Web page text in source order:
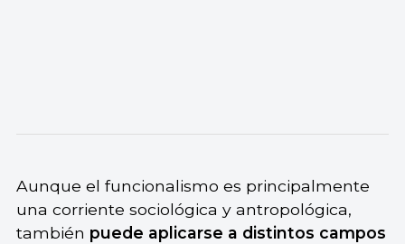
Aunque el funcionalismo es principalmente
una corriente sociológica y antropológica,
también puede aplicarse a distintos campos